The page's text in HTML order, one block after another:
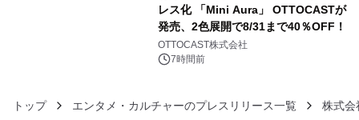
レス化 「Mini Aura」 OTTOCASTが
発売、2色展開で8/31まで40％OFF！
OTTOCAST株式会社
7時間前
トップ エンタメ・カルチャーのプレスリリース一覧 株式会